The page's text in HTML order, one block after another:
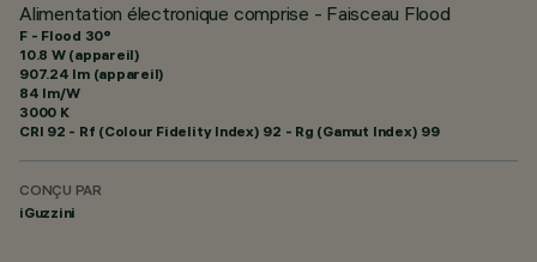
Alimentation électronique comprise - Faisceau Flood
F - Flood 30°
10.8 W (appareil)
907.24 lm (appareil)
84 lm/W
3000 K
CRI 92 - Rf (Colour Fidelity Index) 92 - Rg (Gamut Index) 99
CONÇU PAR
iGuzzini